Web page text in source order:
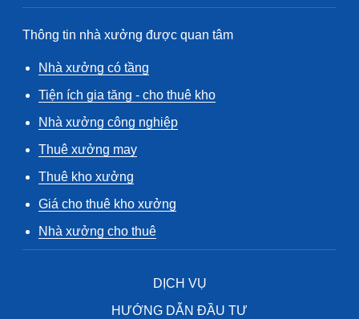
Thông tin nhà xưởng được quan tâm
Nhà xưởng có tầng
Tiện ích gia tăng - cho thuê kho
Nhà xưởng công nghiệp
Thuê xưởng may
Thuê kho xưởng
Giá cho thuê kho xưởng
Nhà xưởng cho thuê
DỊCH VỤ
HƯỚNG DẪN ĐẦU TƯ